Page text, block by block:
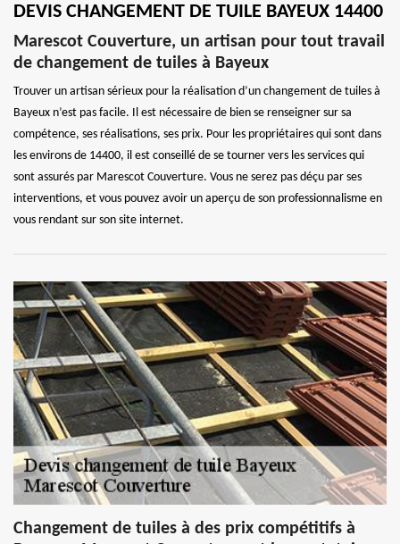
DEVIS CHANGEMENT DE TUILE BAYEUX 14400
Marescot Couverture, un artisan pour tout travail
de changement de tuiles à Bayeux
Trouver un artisan sérieux pour la réalisation d’un changement de tuiles à
Bayeux n’est pas facile. Il est nécessaire de bien se renseigner sur sa
compétence, ses réalisations, ses prix. Pour les propriétaires qui sont dans
les environs de 14400, il est conseillé de se tourner vers les services qui
sont assurés par Marescot Couverture. Vous ne serez pas déçu par ses
interventions, et vous pouvez avoir un aperçu de son professionnalisme en
vous rendant sur son site internet.
Changement de tuiles à des prix compétitifs à